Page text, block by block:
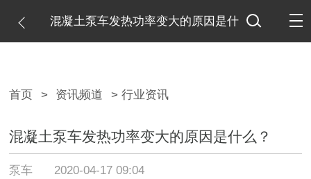
混凝土泵车发热功率变大的原因是什
首页 > 资讯频道 > 行业资讯
混凝土泵车发热功率变大的原因是什么？
泵车 2020-04-17 09:04